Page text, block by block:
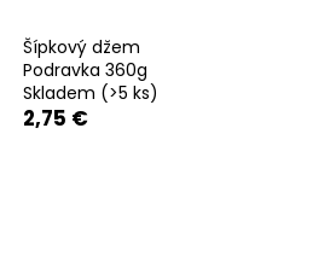
Šípkový džem
Podravka 360g
Skladem (>5 ks)
2,75 €